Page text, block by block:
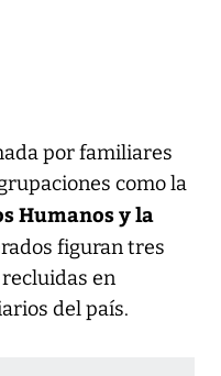
por familiares
como la
Humanos y la
figuran tres
en
del país.